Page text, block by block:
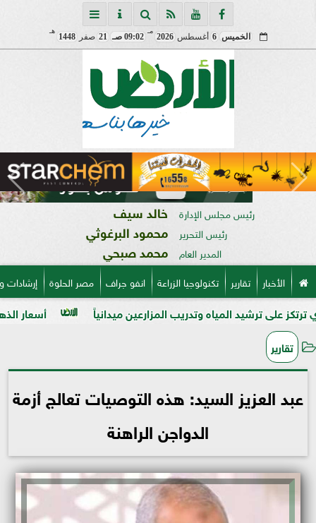
الخميس 6 أغسطس2026
مـ
09:02 صـ 21 صفر1448
هـ
رئيس مجلس الإدارة خالد سيف
رئيس التحرير محمود البرغوثي
المدير العام محمد صبحي
الأخبار تقارير تكنولوجيا الزراعة انفو جراف مصر الحلوة
أسعار الذهب في مصر فى المياه وتدريب المزارعين ميدانياً
تقارير
عبد العزيز السيد: هذه التوصيات تعالج أزمة
الدواجن الراهنة